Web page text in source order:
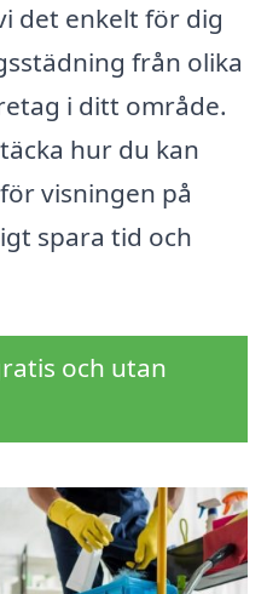
det enkelt för dig
från olika
i ditt område.
hur du kan
visningen på
spara tid och
och utan